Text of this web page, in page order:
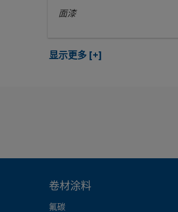
面漆
显示更多 [+]
卷材涂料
氟碳